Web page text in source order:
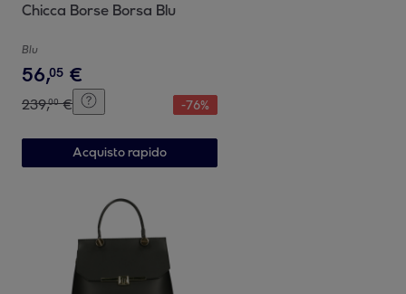
Chicca Borse Borsa Blu
Blu
56,05 €
239,00 € -76%
Acquisto rapido